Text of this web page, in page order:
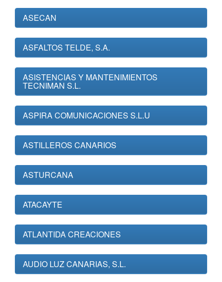
ASECAN
ASFALTOS TELDE, S.A.
ASISTENCIAS Y MANTENIMIENTOS
TECNIMAN S.L.
ASPIRA COMUNICACIONES S.L.U
ASTILLEROS CANARIOS
ASTURCANA
ATACAYTE
ATLANTIDA CREACIONES
AUDIO LUZ CANARIAS, S.L.